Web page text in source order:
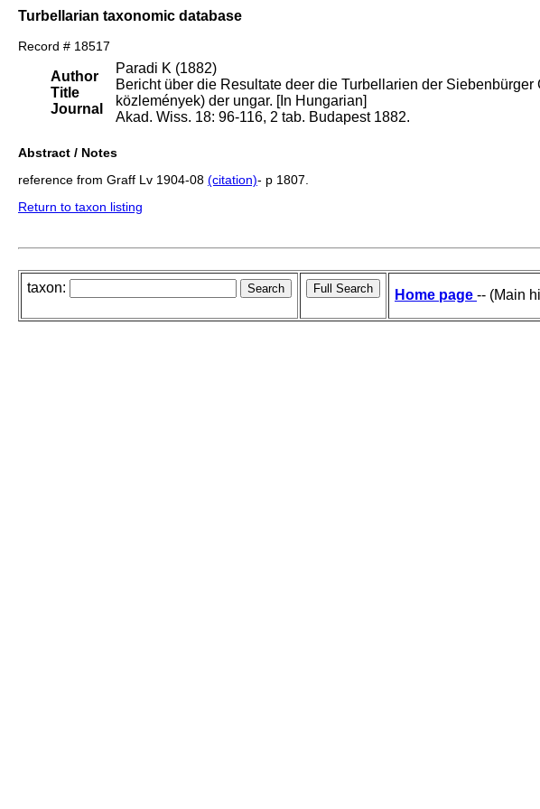
Turbellarian taxonomic database
Record # 18517
Author
Title
Journal
Paradi K (1882)
Bericht über die Resultate deer die Turbellarien der
közlemények) der ungar. [In Hungarian]
Akad. Wiss. 18: 96-116, 2 tab. Budapest 1882.
Abstract / Notes
reference from Graff Lv 1904-08 (citation)- p 1807.
Return to taxon listing
taxon: Home page -- (Main